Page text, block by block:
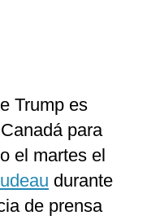
Trump es
para
el martes el
durante
de prensa